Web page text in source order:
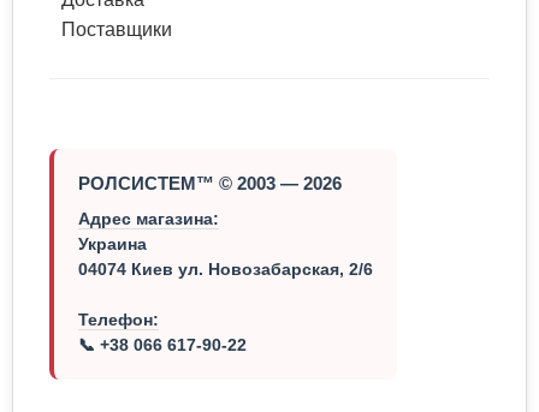
Поставщики
РОЛСИСТЕМ™ © 2003 — 2026
Адрес магазина:
Украина
04074 Киев ул. Новозабарская, 2/6
Телефон:
📞 +38 066 617-90-22